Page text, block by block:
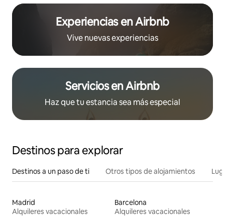
Experiencias en Airbnb
Vive nuevas experiencias
Servicios en Airbnb
Haz que tu estancia sea más especial
Destinos para explorar
Destinos a un paso de ti Otros tipos de alojamientos
Madrid
Alquileres vacacionales
Barcelona
Alquileres vacacionales